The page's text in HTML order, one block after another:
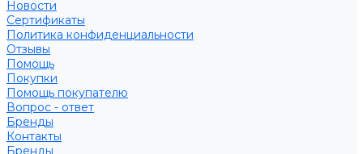
Новости
Сертификаты
Политика конфиденциальности
Отзывы
Помощь
Покупки
Помощь покупателю
Вопрос - ответ
Бренды
Контакты
Бренды